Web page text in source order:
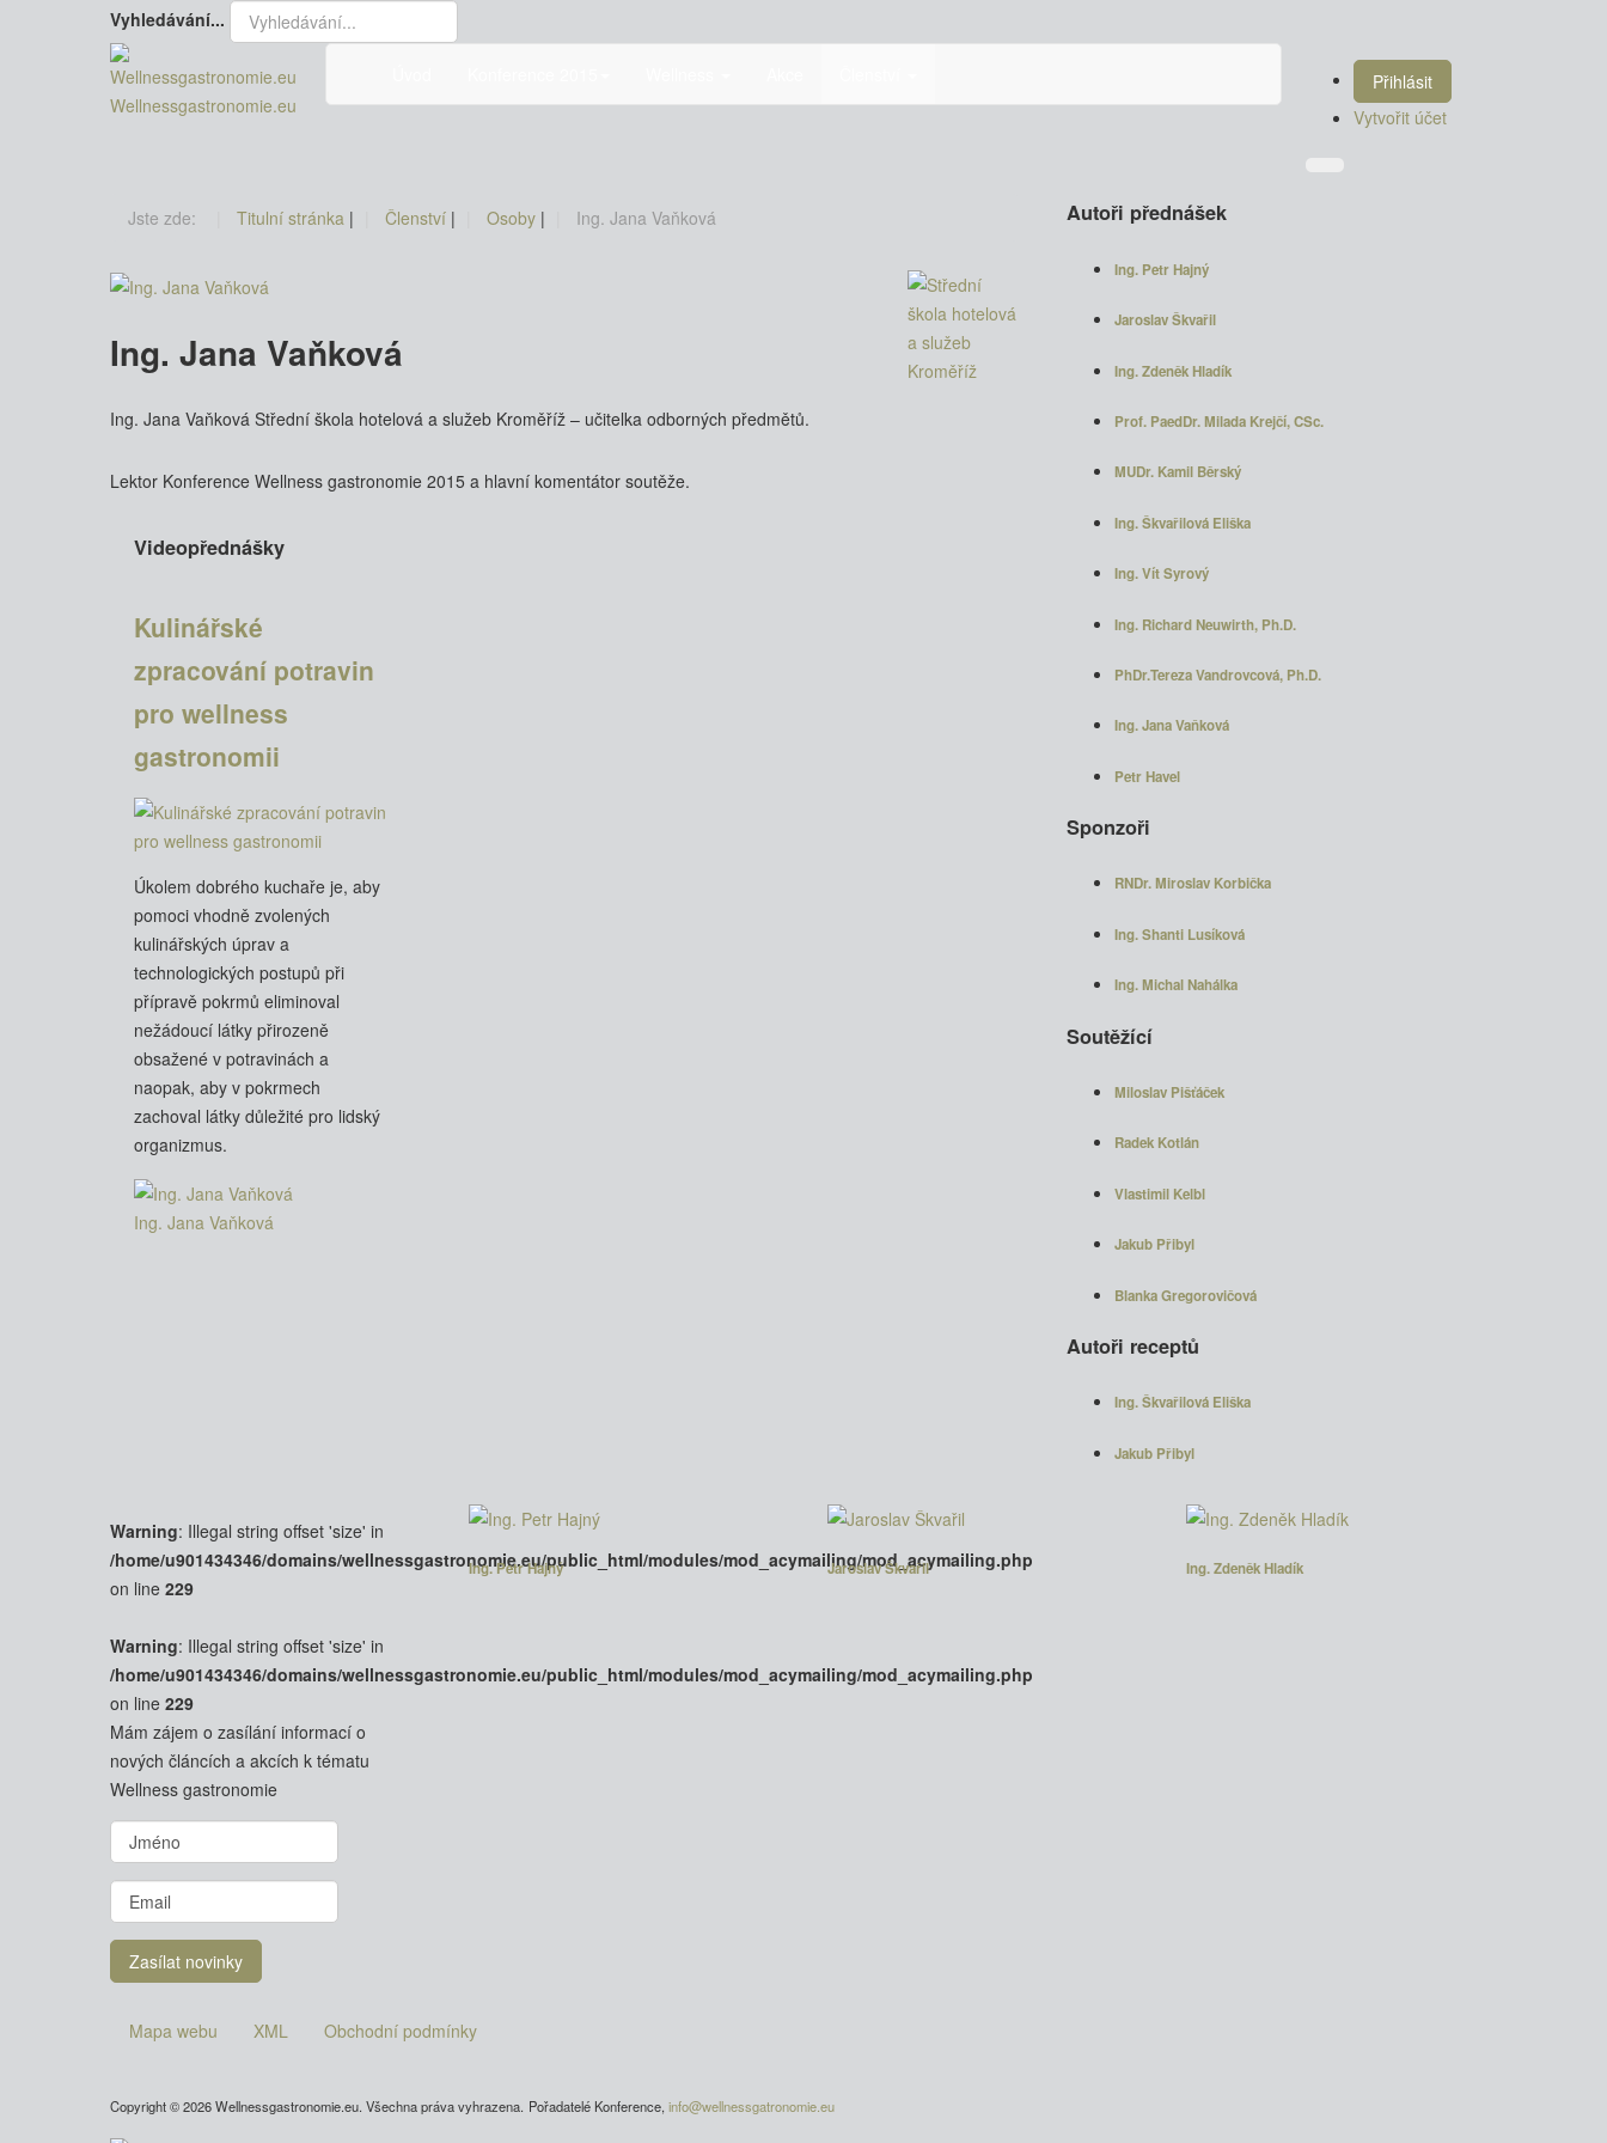
Vyhledávání...
Wellnessgastronomie.eu
Přihlásit
Vytvořit účet
Jste zde: Titulní stránka | Členství | Osoby | Ing. Jana Vaňková
Ing. Jana Vaňková
Ing. Jana Vaňková Střední škola hotelová a služeb Kroměříž – učitelka odborných předmětů.
Lektor Konference Wellness gastronomie 2015 a hlavní komentátor soutěže.
Videopřednášky
Kulinářské
zpracování potravin
pro wellness
gastronomii
Úkolem dobrého kuchaře je, aby
pomoci vhodně zvolených
kulinářských úprav a
technologických postupů při
přípravě pokrmů eliminoval
nežádoucí látky přirozeně
obsažené v potravinách a
naopak, aby v pokrmech
zachoval látky důležité pro lidský
organizmus.
Ing. Jana Vaňková
Autoři přednášek
Ing. Petr Hajný
Jaroslav Škvařil
Ing. Zdeněk Hladík
Prof. PaedDr. Milada Krejčí, CSc.
MUDr. Kamil Běrský
Ing. Škvařilová Eliška
Ing. Vít Syrový
Ing. Richard Neuwirth, Ph.D.
PhDr.Tereza Vandrovcová, Ph.D.
Ing. Jana Vaňková
Petr Havel
Sponzoři
RNDr. Miroslav Korbička
Ing. Shanti Lusíková
Ing. Michal Nahálka
Soutěžící
Miloslav Pišťáček
Radek Kotlán
Vlastimil Kelbl
Jakub Přibyl
Blanka Gregorovičová
Autoři receptů
Ing. Škvařilová Eliška
Jakub Přibyl
Warning: Illegal string offset 'size' in
/home/u901434346/domains/wellnessgastronomie.eu/public_html/modules/mod_acymailing/mod_acymailing.php
on line 229
Warning: Illegal string offset 'size' in
/home/u901434346/domains/wellnessgastronomie.eu/public_html/modules/mod_acymailing/mod_acymailing.php
on line 229
Mám zájem o zasílání informací o
nových článcích a akcích k tématu
Wellness gastronomie
Ing. Petr Hajný Jaroslav Škvařil Ing. Zdeněk Hladík
Mapa webu XML Obchodní podmínky
Copyright © 2026 Wellnessgastronomie.eu. Všechna práva vyhrazena. Pořadatelé Konference, info@wellnessgatronomie.eu